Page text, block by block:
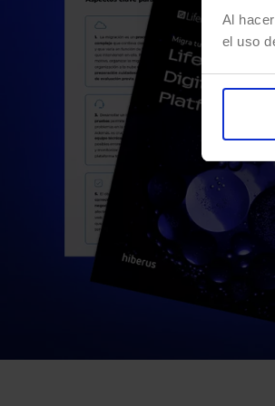
Al
el uso